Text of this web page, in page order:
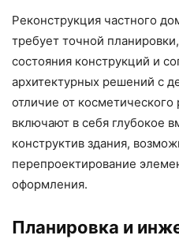
Реконструкция частного
требует точной
состояния конструкций и
архитектурных решений с
отличие от
включают в себя глубокое
конструктив здания,
перепроектирование
оформления.
Планировка и